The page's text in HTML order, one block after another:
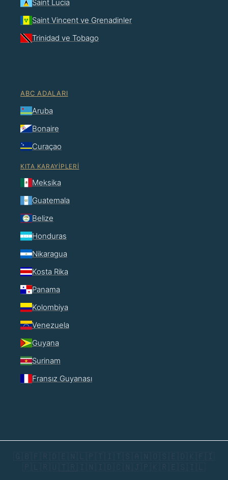
Saint Lucia
Saint Vincent ve Grenadinler
Trinidad ve Tobago
ABC ADALARI
Aruba
Bonaire
Curaçao
KITA KARAYIPLERI
Meksika
Guatemala
Belize
Honduras
Nikaragua
Kosta Rika
Panama
Kolombiya
Venezuela
Guyana
Surinam
Fransız Guyanası
🇬🇧 🇫🇷 🇩🇪 🇳🇱 🇵🇹 🇮🇹 🇸🇦 🇳🇴 🇸🇪 🇩🇰 🇫🇮
🇵🇱 🇷🇺 🇹🇷 🇮🇳 🇮🇩 🇨🇳 🇯🇵 🇰🇷 🇪🇸 🇮🇱